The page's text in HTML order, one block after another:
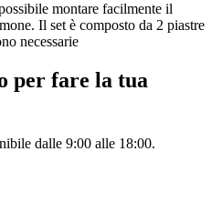
montare facilmente il
Il set è composto da 2 piastre
necessarie
per fare la tua
dalle 9:00 alle 18:00.